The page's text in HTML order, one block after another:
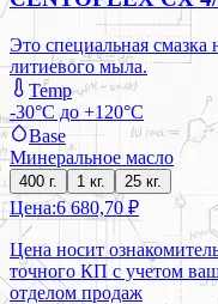
Это специальная смазка
литиевого мыла.
Temp
-30°C до +120°C
Base
Минеральное масло
400 г. 1 кг. 25 кг.
Цена:6 680,70 ₽
Цена носит
точного КП с учетом
отделом продаж